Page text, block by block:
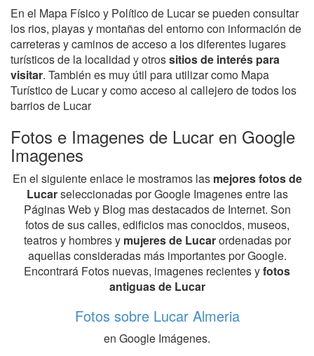
En el Mapa Físico y Político de Lucar se pueden consultar
los rios, playas y montañas del entorno con información de
carreteras y caminos de acceso a los diferentes lugares
turísticos de la localidad y otrossitios de interés para
visitar. También es muy útil para utilizar como Mapa
Turístico de Lucar y como acceso al callejero de todos los
barrios de Lucar
Fotos e Imagenes de Lucar en Google
Imagenes
En el siguiente enlace le mostramos las mejores fotos de
Lucarseleccionadas por Google Imagenes entre las
Páginas Web y Blog mas destacados de Internet. Son
fotos de sus calles, edificios mas conocidos, museos,
teatros y hombres y mujeres de Lucarordenadas por
aquellas consideradas más importantes por Google.
Encontrará Fotos nuevas, imagenes recientes yfotos
antiguas de Lucar
Fotos sobre Lucar Almeria
en Google Imágenes.